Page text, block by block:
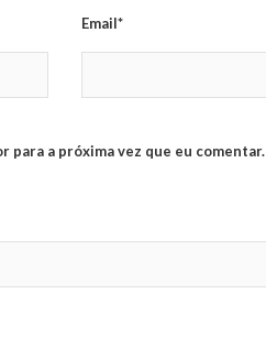
Email*
para a próxima vez que eu comentar.